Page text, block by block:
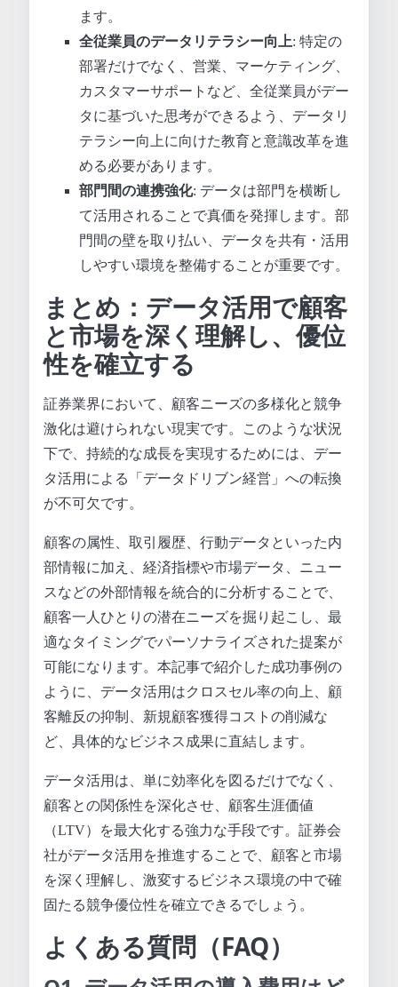
ます。
全従業員のデータリテラシー向上: 特定の
部署だけでなく、営業、マーケティング、
カスタマーサポートなど、全従業員がデー
タに基づいた思考ができるよう、データリ
テラシー向上に向けた教育と意識改革を進
める必要があります。
部門間の連携強化: データは部門を横断し
て活用されることで真価を発揮します。部
門間の壁を取り払い、データを共有・活用
しやすい環境を整備することが重要です。
まとめ：データ活用で顧客
と市場を深く理解し、優位
性を確立する
証券業界において、顧客ニーズの多様化と競争
激化は避けられない現実です。このような状況
下で、持続的な成長を実現するためには、デー
タ活用による「データドリブン経営」への転換
が不可欠です。
顧客の属性、取引履歴、行動データといった内
部情報に加え、経済指標や市場データ、ニュー
スなどの外部情報を統合的に分析することで、
顧客一人ひとりの潜在ニーズを掘り起こし、最
適なタイミングでパーソナライズされた提案が
可能になります。本記事で紹介した成功事例の
ように、データ活用はクロスセル率の向上、顧
客離反の抑制、新規顧客獲得コストの削減な
ど、具体的なビジネス成果に直結します。
データ活用は、単に効率化を図るだけでなく、
顧客との関係性を深化させ、顧客生涯価値
（LTV）を最大化する強力な手段です。証券会
社がデータ活用を推進することで、顧客と市場
を深く理解し、激変するビジネス環境の中で確
固たる競争優位性を確立できるでしょう。
よくある質問（FAQ）